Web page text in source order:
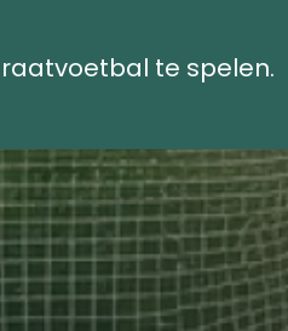
te spelen.